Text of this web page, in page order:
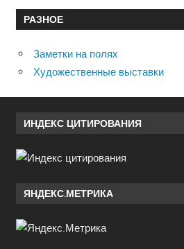
РАЗНОЕ
Заметки на полях
Художественные выставки
ИНДЕКС ЦИТИРОВАНИЯ
ЯНДЕКС.МЕТРИКА